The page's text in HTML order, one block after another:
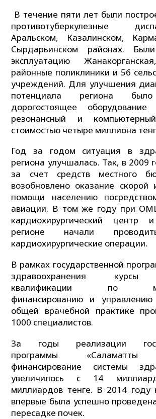
В течение пяти лет были
противотуберкулезные
Аральском, Казалинском,
Сырдарьинском районах.
эксплуатацию
районные поликлиники и 56
учреждений. Для улучшения
потенциала региона
дорогостоящее
резонансный и
стоимостью четыре миллиона
Год за годом ситуация в
региона улучшалась. Так, в 2009
за счет средств местного
возобновлено оказание скорой
помощи населению
авиации. В том же году при
кардиохирургический
регионе начали
кардиохирургические операции.
В рамках государственной
здравоохранения курсы
квалификации по
финансированию и
общей врачебной практике
1000 специалистов.
За годы реализации
программы «Саламатты
финансирование системы
увеличилось с 14
миллиардов тенге. В 2014
впервые была успешно
пересадке почек.